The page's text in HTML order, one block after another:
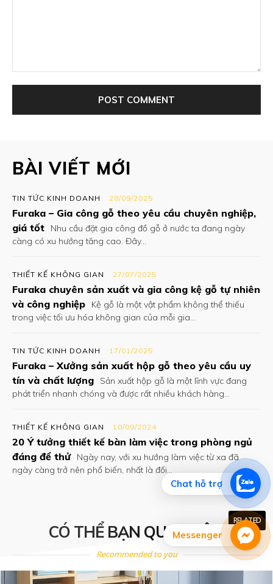
BÀI VIẾT MỚI
TIN TỨC KINH DOANH 28/09/2025
Furaka – Gia công gỗ theo yêu cầu chuyên nghiệp,
giá tốt
Nhu cầu đặt gia công đồ gỗ ở nước ta đang ngày
càng có xu hướng tăng cao. Đây...
THIẾT KẾ KHÔNG GIAN 27/07/2025
Furaka chuyên sản xuất và gia công kệ gỗ tự nhiên
và công nghiệp
Kệ gỗ là một vật phẩm không thể thiếu
trong việc tối ưu hóa không gian của mỗi gia...
TIN TỨC KINH DOANH 17/01/2025
Furaka – Xưởng sản xuất hộp gỗ theo yêu cầu uy
tín và chất lượng
Sản xuất hộp gỗ là một lĩnh vực đang
phát triển nhanh chóng và được rất nhiều khách hàng...
THIẾT KẾ KHÔNG GIAN 10/09/2024
20 Ý tưởng thiết kế bàn làm việc trong phòng ngủ
đáng để thử
Ngày nay, với xu hướng làm việc từ xa đã
ngày càng trở nên phổ biến, nhất là đối...
CÓ THỂ BẠN QUAN TÂM
RELATED
Recommended to you
Chat hỗ trợ
Messenger